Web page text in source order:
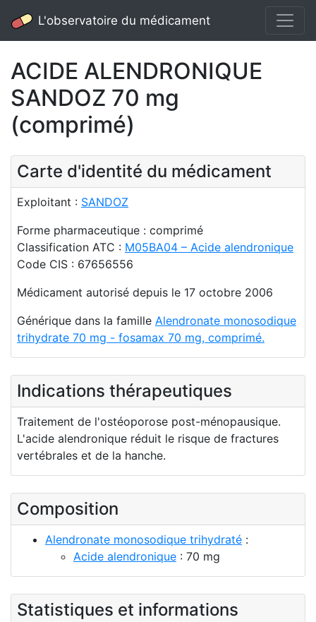
L'observatoire du médicament
ACIDE ALENDRONIQUE
SANDOZ 70 mg
(comprimé)
Carte d'identité du médicament
Exploitant : SANDOZ
Forme pharmaceutique : comprimé
Classification ATC : M05BA04 – Acide alendronique
Code CIS : 67656556
Médicament autorisé depuis le 17 octobre 2006
Générique dans la famille Alendronate monosodique
trihydrate 70 mg - fosamax 70 mg, comprimé.
Indications thérapeutiques
Traitement de l'ostéoporose post-ménopausique.
L'acide alendronique réduit le risque de fractures
vertébrales et de la hanche.
Composition
Alendronate monosodique trihydraté :
Acide alendronique : 70 mg
Statistiques et informations